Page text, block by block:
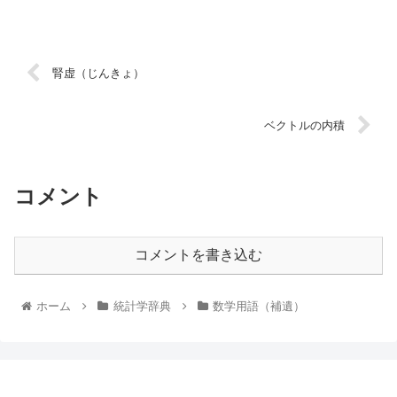
腎虚（じんきょ）
ベクトルの内積
コメント
コメントを書き込む
ホーム 統計学辞典 数学用語（補遺）